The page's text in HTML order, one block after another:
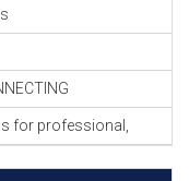
for professional,